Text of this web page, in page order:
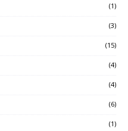
(1)
(3)
(15)
(4)
(4)
(6)
(1)